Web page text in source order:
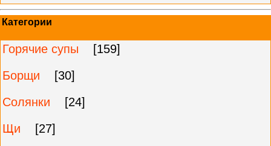
Категории
Горячие супы
[159]
Борщи
[30]
Солянки
[24]
Щи
[27]